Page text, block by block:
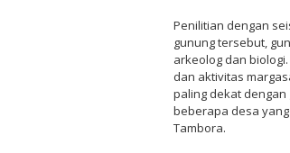
Penilitian dengan
gunung tersebut,
arkeolog dan
dan aktivitas
paling dekat dengan
beberapa desa
Tambora.